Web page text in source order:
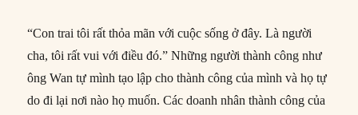
“Con trai tôi rất thỏa mãn với cuộc sống ở đây. Là người
cha, tôi rất vui với điều đó.” Những người thành công như
ông Wan tự mình tạo lập cho thành công của mình và họ tự
do đi lại nơi nào họ muốn. Các doanh nhân thành công của